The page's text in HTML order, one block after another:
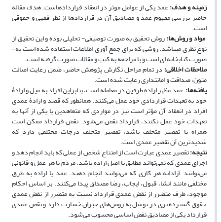
زمینه و هدف:عمد یکی از عوامل موثر در انعقاد قراردادهاست. هدف مقاله
حاضر بررسی مفهوم عمد و مصادیق آن در قراردادها از نظر فقهی و حقوقی
است.
‌مواد و روش‌ها:روش تحقیق به­ صورت توصیفی- تحلیلی بوده و این تحقیق از
نوع نظری می‏باشد. روشی که برای جمع ‏آوری اطلاعات استفاده شده است به­
صورت کتاب­خانه ‏ای است و با مراجعه به کتب و مقالات صورت گرفته است.
ملاحظات اخلاقی: در تمام مراحل نگارش پژوهش حاضر، ضمن رعایت اصالت
متون، صداقت و امانت­داری رعایت شده است.
یافته‌ها:عمد مظهر اراده طرفین در معامله است، بنابراین افراد به میل و ارادۀ
خود به تعهدات قراردادی خود عمل می‌کنند. همان­طور که قصد و ارادۀ عمدی
افراد در انعقاد آن مؤتر است نیز در مواردی که متعاهدین یا یکی از آن­ها به
تعهدات خود عمل نکنند، قرارداد نقض می‌شود. نقض قرارداد ممکن است
همراه با تقصیر متخلف باشد، تقصیر متخلف درجات مختلفی دارد که
شدیدترین آن تقصیر عمدی است.
نتیجه:تقصیر عمدی عبارت است از امتناع شخص از عملی که باید انجام دهد و
اجرای عمدی که نمی‌تواند مطابق با اصل اراده باشد. مردم با هر عمل و قانونی
می‌توانند آزادانه هر کاری که می‌توانند انجام دهند. عمد یا اراده به طرق
مختلفی مانند انشا، قبول، ایجاب، رضا مصداق پیدا می‌کنند. بر اساس احکام
موجود، طرف متضرر از نقض عمدی قرارداد نسبت به متضرر از نقض عمدی
حقوق گسترده­ تری در توسل به روش‌های جبران خسارت دارد و نقض عمدی
قرارداد یکی از مصادیق نقض اساسی محسوب می‌شود.